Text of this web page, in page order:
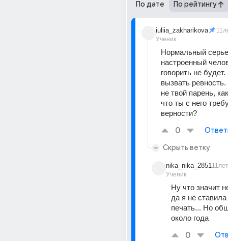
По дате По рейтингу
iuliia_zakharikova
Ученик
Нормальный
настроенный
говорить не
вызвать
не твой парень,
что ты с него
верности?
0
Скрыть ветку
nika_nika_2851
Ученик
11лет
Ну что значит
да я не ставила
печать... Но
около года
0